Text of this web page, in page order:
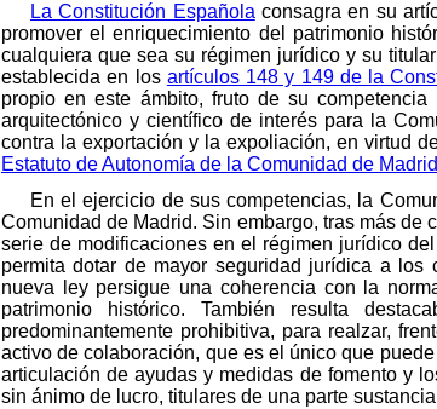
La Constitución Española consagra en su
promover el enriquecimiento del patrimonio
cualquiera que sea su régimen jurídico y su
establecida en los artículos 148 y 149 de la
propio en este ámbito, fruto de su
arquitectónico y científico de interés para la
contra la exportación y la expoliación, en virtud
Estatuto de Autonomía de la Comunidad de Madrid
En el ejercicio de sus competencias, la
Comunidad de Madrid. Sin embargo, tras más de
serie de modificaciones en el régimen jurídico
permita dotar de mayor seguridad jurídica a los
nueva ley persigue una coherencia con la
patrimonio histórico. También resulta
predominantemente prohibitiva, para realzar,
activo de colaboración, que es el único que
articulación de ayudas y medidas de fomento y
sin ánimo de lucro, titulares de una parte